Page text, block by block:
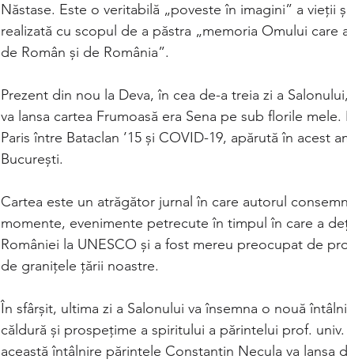
Năstase. Este o veritabilă „poveste în imagini” a vieții
realizată cu scopul de a păstra „memoria Omului care
de Român și de România”.
Prezent din nou la Deva, în cea de-a treia zi a
va lansa cartea Frumoasă era Sena pe sub florile
Paris între Bataclan ’15 și COVID-19, apărută în acest
București.
Cartea este un atrăgător jurnal în care autorul
momente, evenimente petrecute în timpul în care a
României la UNESCO și a fost mereu preocupat de
de granițele țării noastre.
În sfârșit, ultima zi a Salonului va însemna o nouă
căldură și prospețime a spiritului a părintelui prof.
această întâlnire părintele Constantin Necula va lansa